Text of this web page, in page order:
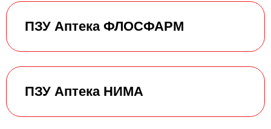
ПЗУ Аптека ФЛОСФАРМ
ПЗУ Аптека НИМА